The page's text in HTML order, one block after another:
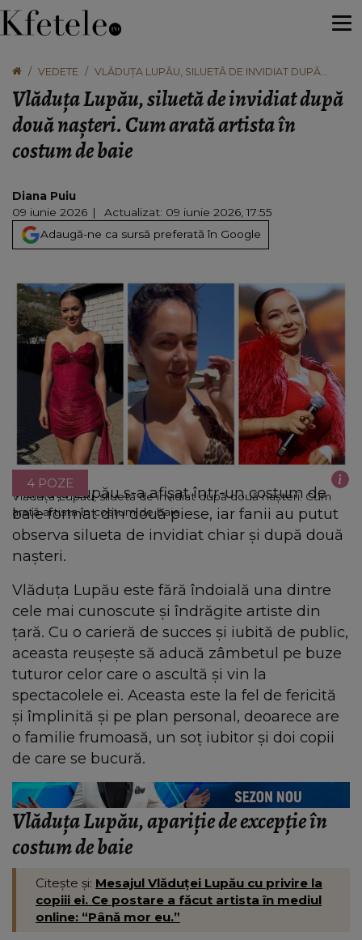
VEDETE
VLĂDUȚA LUPĂU, SILUETĂ DE INVIDIAT DUPĂ
DE BAIE
Vlăduța Lupău, siluetă de invidiat după
două nașteri. Cum arată artista în
costum de baie
Diana Puiu
09 iunie 2026
Actualizat: 09 iunie 2026, 17:55
Adaugă-ne ca sursă preferată în Google
Vlăduța Lupău, siluetă de invidiat după două nașteri. Cum
arată artista în costum de baie
4 POZE
Vlăduța Lupău s-a afișat într-un costum de
baie format din două piese, iar fanii au putut
observa silueta de invidiat chiar și după două
nașteri.
Vlăduța Lupău este fără îndoială una dintre
cele mai cunoscute și îndrăgite artiste din
țară. Cu o carieră de succes și iubită de public,
aceasta reușește să aducă zâmbetul pe buze
tuturor celor care o ascultă și vin la
spectacolele ei. Aceasta este la fel de fericită
și împlinită și pe plan personal, deoarece are
o familie frumoasă, un soț iubitor și doi copii
de care se bucură.
Vlăduța Lupău, apariție de excepție în
costum de baie
Citește și: Mesajul Vlăduței Lupău cu privire la
copiii ei. Ce postare a făcut artista în mediul
online: “Până mor eu.”